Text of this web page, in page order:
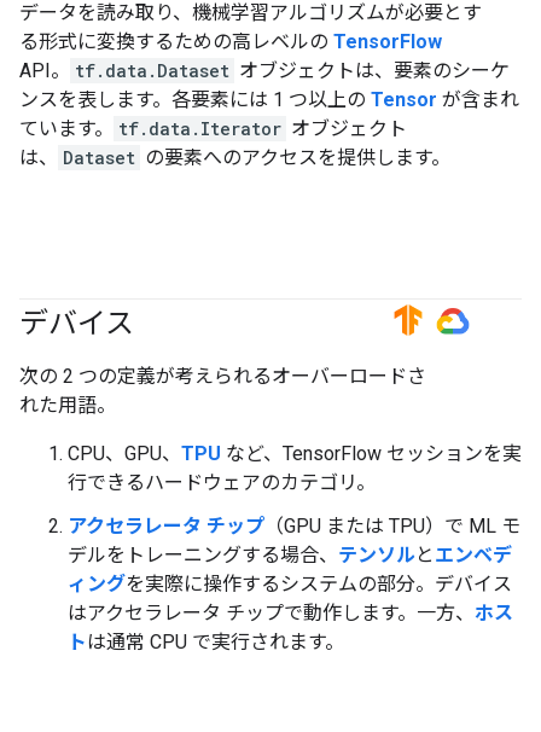
データを読み取り、機械学習アルゴリズムが必要とす
る形式に変換するための高レベルの TensorFlow
API。
tf.data.Dataset オブジェクトは、要素のシーケ
ンスを表します。各要素には 1 つ以上の Tensor が含まれ
ています。
tf.data.Iterator オブジェクト
は、
Dataset の要素へのアクセスを提供します。
デバイス #TensorFlow #GoogleCloud
次の 2 つの定義が考えられるオーバーロードさ
れた用語。
CPU、GPU、 TPU など、TensorFlow セッションを実
行できるハードウェアのカテゴリ。
アクセラレータ チップ （GPU または TPU）で ML モ
デルをトレーニングする場合、 テンソルと エンベデ
ィングを実際に操作するシステムの部分。デバイス
はアクセラレータ チップで動作します。一方、 ホス
トは通常 CPU で実行されます。